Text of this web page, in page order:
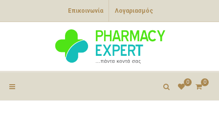
Επικοινωνία Λογαριασμός
0
0